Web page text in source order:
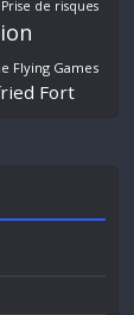
Prise de risques
Flying Games
Fort